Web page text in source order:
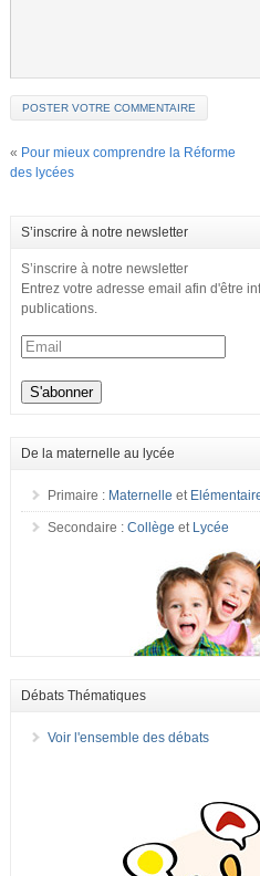
« Pour mieux comprendre la Réforme
des lycées
S’inscrire à notre newsletter
S’inscrire à notre newsletter
Entrez votre adresse email afin d'être
publications.
De la maternelle au lycée
Primaire : Maternelle et
Secondaire : Collège et Lycée
Débats Thématiques
Voir l'ensemble des débats